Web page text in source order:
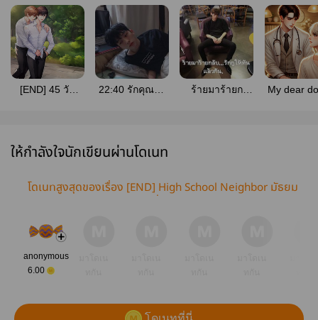
[END] 45 วัน
22:40 รักคุณผิด
ร้ายมาร้ายก
My dear
ให้กำลังใจนักเขียนผ่านโดเนท
โดเนทสูงสุดของเรื่อง [END] High School Neighbor มัธยม
anonymous
6.00